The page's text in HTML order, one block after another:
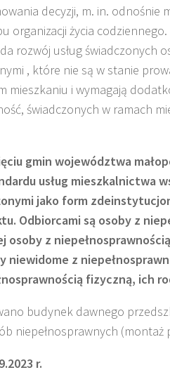
decyzji, m. in. odnośnie
organizacji życia
rozwój usług świadczonych
, które nie są w stanie
mieszkaniu i wymagają
świadczonych w ramach
gmin województwa
usług mieszkalnictwa
jako form
Odbiorcami są osoby z
osoby z
niewidome z
fizyczną, ich
budynek dawnego
niepełnosprawnych (montaż
r.